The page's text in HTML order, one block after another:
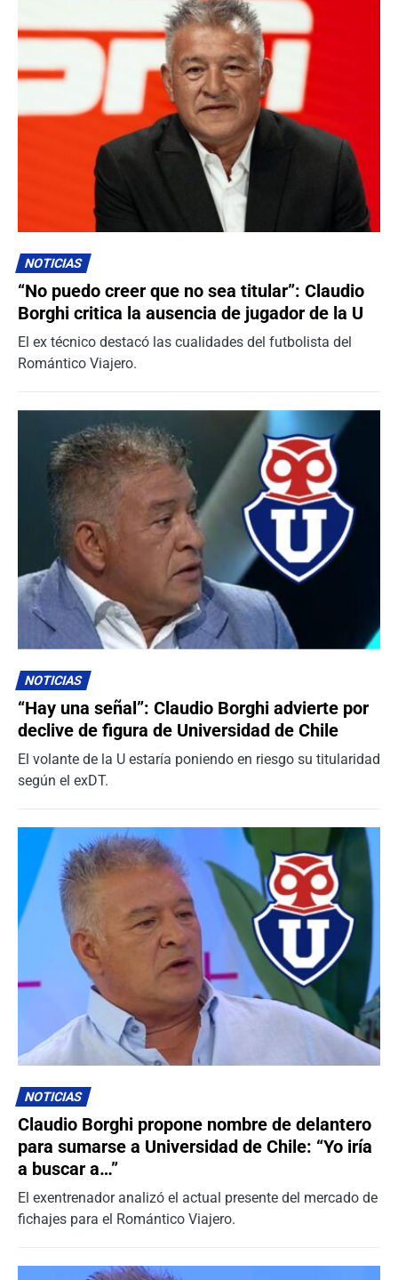
NOTICIAS
“No puedo creer que no sea titular”: Claudio
Borghi critica la ausencia de jugador de la U
El ex técnico destacó las cualidades del futbolista del
Romántico Viajero.
NOTICIAS
“Hay una señal”: Claudio Borghi advierte por
declive de figura de Universidad de Chile
El volante de la U estaría poniendo en riesgo su titularidad
según el exDT.
NOTICIAS
Claudio Borghi propone nombre de delantero
para sumarse a Universidad de Chile: “Yo iría
a buscar a…”
El exentrenador analizó el actual presente del mercado de
fichajes para el Romántico Viajero.